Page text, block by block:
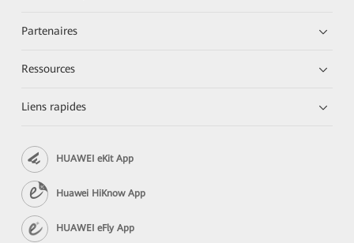
Partenaires
Ressources
Liens rapides
HUAWEI eKit App
Huawei HiKnow App
HUAWEI eFly App